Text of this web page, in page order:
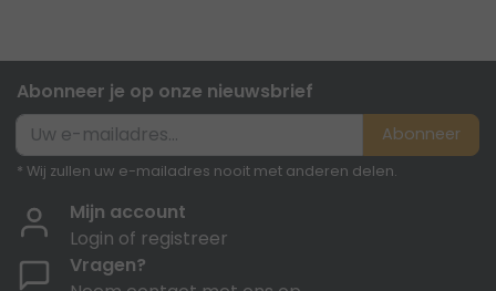
Abonneer je op onze nieuwsbrief
Abonneer
* Wij zullen uw e-mailadres nooit met anderen delen.
Mijn account
Login of registreer
Vragen?